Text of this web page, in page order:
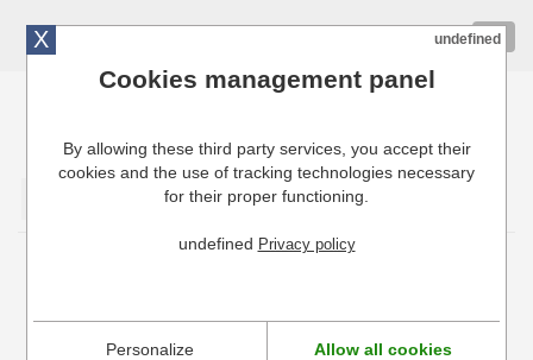
Cuisinresto: Ustensiles de cuisine pour professionnels
X undefined
Cookies management panel
By allowing these third party services, you accept their
cookies and the use of tracking technologies necessary
for their proper functioning.
undefined Privacy policy
Personalize Allow all cookies